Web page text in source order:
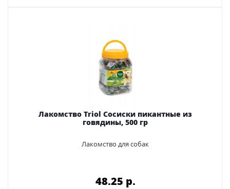
Лакомство Triol Сосиски пикантные из
говядины, 500 гр
Лакомство для собак
48.25 p.